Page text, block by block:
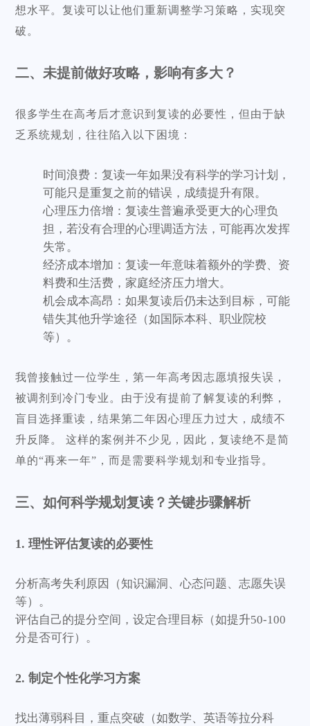
想水平。复读可以让他们重新调整学习策略，实现突
破。
二、未提前做好攻略，影响有多大？
很多学生在高考后才意识到复读的必要性，但由于缺
乏系统规划，往往陷入以下困境：
时间浪费：复读一年如果没有科学的学习计划，
可能只是重复之前的错误，成绩提升有限。
心理压力倍增：复读生普遍承受更大的心理负
担，若没有合理的心理调适方法，可能再次发挥
失常。
经济成本增加：复读一年意味着额外的学费、资
料费和生活费，家庭经济压力增大。
机会成本高昂：如果复读后仍未达到目标，可能
错失其他升学途径（如国际本科、职业院校
等）。
我曾接触过一位学生，第一年高考因志愿填报失误，
被调剂到冷门专业。由于没有提前了解复读的利弊，
盲目选择重读，结果第二年因心理压力过大，成绩不
升反降。 这样的案例并不少见，因此，复读绝不是简
单的“再来一年”，而是需要科学规划和专业指导。
三、如何科学规划复读？关键步骤解析
1. 理性评估复读的必要性
分析高考失利原因（知识漏洞、心态问题、志愿失误
等）。
评估自己的提分空间，设定合理目标（如提升50-100
分是否可行）。
2. 制定个性化学习方案
找出薄弱科目，重点突破（如数学、英语等拉分科